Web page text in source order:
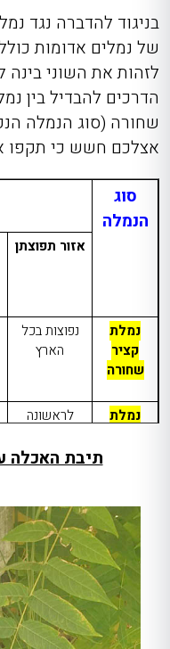
בניגוד להדברה נגד
של נמלים אדומות
לזהות את השוני בינה
הדרכים להבדיל בין
שחורה (סוג הנמלה
אצלכם חשש כי תקפו
סוג
הנמלה
אזור תפוצתן
נמלת
קציר
שחורה
נפוצות בכל
הארץ
נמלת
לראשונה
בקעת הירדן,
נתניה, שוהם
ועוד…
תיבת האכלה